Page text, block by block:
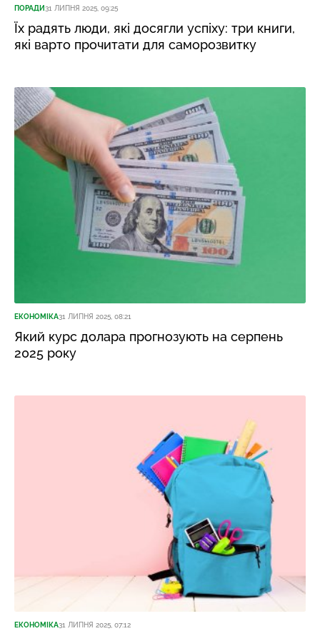
ПОРАДИ31 ЛИПНЯ 2025, 09:25
Їх радять люди, які досягли успіху: три книги,
які варто прочитати для саморозвитку
ЕКОНОМІКА31 ЛИПНЯ 2025, 08:21
Який курс долара прогнозують на серпень
2025 року
ЕКОНОМІКА31 ЛИПНЯ 2025, 07:12